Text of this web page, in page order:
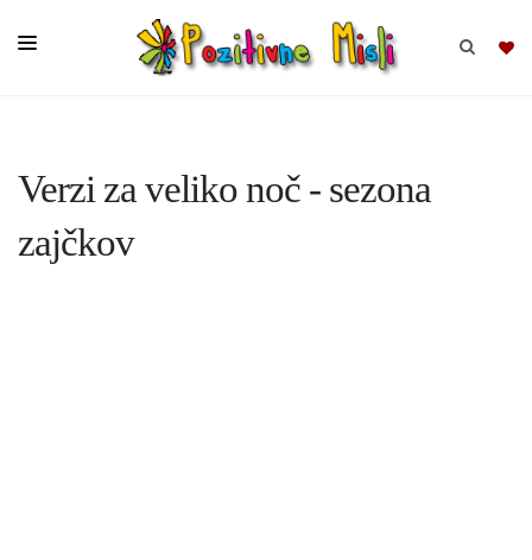
MISLI
Verzi za veliko noč - sezona
zajčkov